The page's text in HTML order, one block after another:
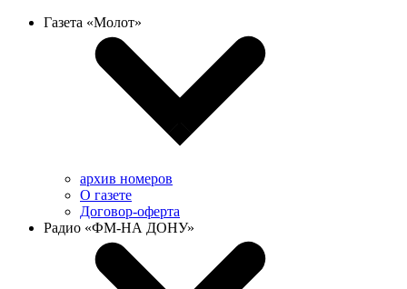
Газета «Молот»
архив номеров
О газете
Договор-оферта
Радио «ФМ-НА ДОНУ»